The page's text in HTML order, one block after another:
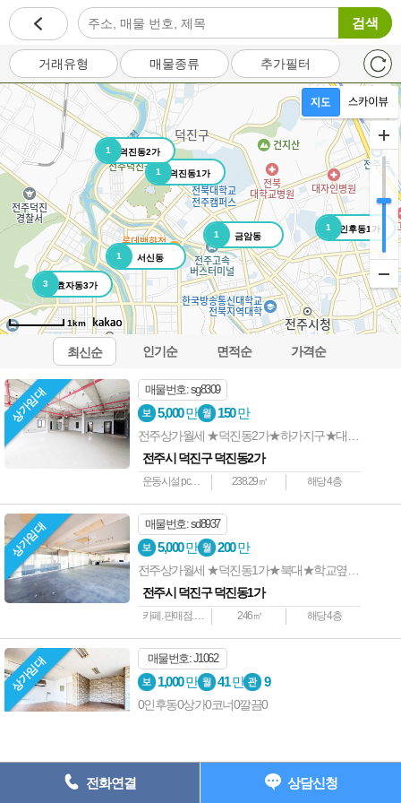
검색
거래유형 매물종류 추가필터
1 금암동
1 덕진동1가
1 덕진동2가
1 인후동1가
1 서신동
3 효자동3가
1km
최신순 인기순 면적순 가격순
상가임대 매물번호: sg8309
5,000만 150만
전주시 덕진구 덕진동2가
운동시설 pc방등 238.29㎡ 해당 4층
상가임대 매물번호: sd8937
5,000만 200만
전주시 덕진구 덕진동1가
카페. 판매점. 운동시설등 246㎡ 해당 4층
상가임대 매물번호: J1062
1,000만 41만 9
0인후동0상가0코너0깔끔0
이용약관 개인정보처리방침 이메일무단수집거부
상호명 : 전주사랑방부동산 ┃ 대표자 : 전준길 ┃ 사업자등록번호 : 538-
05-01907 ┃
주소: 전주시 완산구 중화산동2가 735-7 202호 ┃ 등록번호 : 45111-
전화 : 063-227-1117 ┃ 팩스 : 063-224-1118 e-
mail : junkil3216@naver.com
Copyright ⓒ 전주상가사랑 All Rights Reserved.
063) 227-1117
전화연결 상담신청